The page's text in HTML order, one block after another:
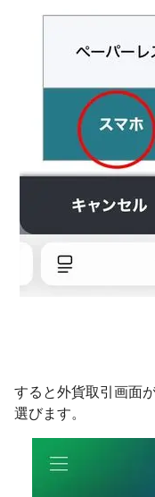
すると外貨取引画面
選びます。